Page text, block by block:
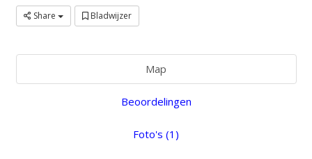
Share Bladwijzer
Map
Beoordelingen
Foto's (1)